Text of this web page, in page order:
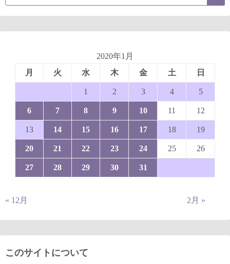
2020年1月
月
火 水 木 金 土 日
1 2 3 4 5
6 7 8 9 10 11 12
13 14 15 16 17 18 19
20 21 22 23 24 25 26
27 28 29 30 31
« 12月 2月 »
このサイトについて